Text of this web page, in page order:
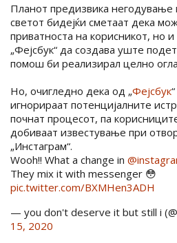
Планот предизвика негодување
светот бидејќи сметаат дека
приватноста на корисникот, но
„Фејсбук“ да создава уште
помош би реализирал целно
Но, очигледно дека од „Фејсбук
игнорираат потенцијалните
почнат процесот, па
добиваат известување при
„Инстаграм“.
Wooh!! What a change in
They mix it with messenger 😳
pic.twitter.com/BXMHen3ADH
— you don't deserve it but still i
15, 2020